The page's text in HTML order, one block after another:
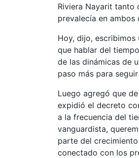
Riviera Nayarit tanto
prevalecía en
Hoy, dijo,
que hablar del
de las dinámicas de
paso más para
Luego agregó que
expidió el decreto
a la frecuencia del
vanguardista,
parte del
conectado con los